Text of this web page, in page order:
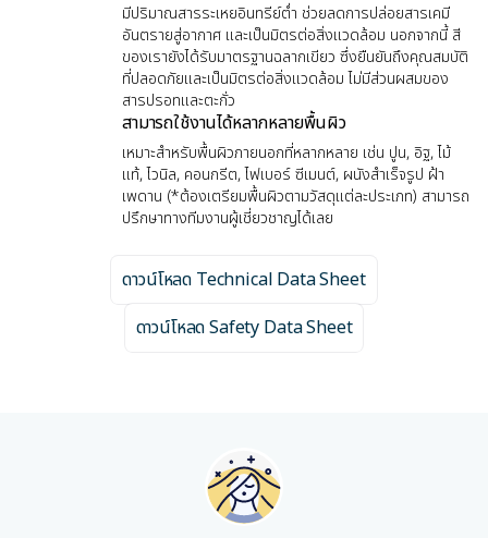
มีปริมาณสารระเหยอินทรีย์ต่ำ ช่วยลดการปล่อยสารเคมี
อันตรายสู่อากาศ และเป็นมิตรต่อสิ่งแวดล้อม นอกจากนี้ สี
ของเรายังได้รับมาตรฐานฉลากเขียว ซึ่งยืนยันถึงคุณสมบัติ
ที่ปลอดภัยและเป็นมิตรต่อสิ่งแวดล้อม ไม่มีส่วนผสมของ
สารปรอทและตะกั่ว
สามารถใช้งานได้หลากหลายพื้นผิว
เหมาะสำหรับพื้นผิวภายนอกที่หลากหลาย เช่น ปูน, อิฐ, ไม้
แท้, ไวนิล, คอนกรีต, ไฟเบอร์ ซีเมนต์, ผนังสำเร็จรูป ฝ้า
เพดาน (*ต้องเตรียมพื้นผิวตามวัสดุแต่ละประเภท) สามารถ
ปรึกษาทางทีมงานผู้เชี่ยวชาญได้เลย
ดาวน์โหลด Technical Data Sheet
ดาวน์โหลด Safety Data Sheet